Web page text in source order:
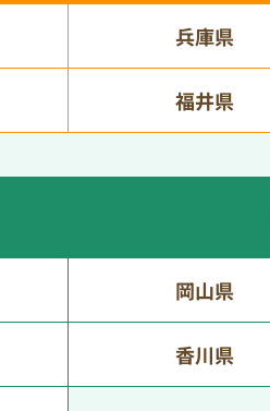
兵庫県
福井県
岡山県
香川県